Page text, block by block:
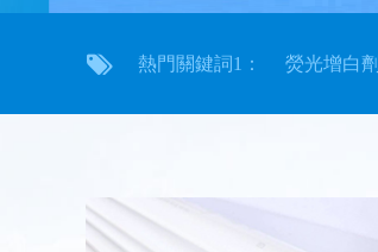
熱門關鍵詞1： 熒光增白劑